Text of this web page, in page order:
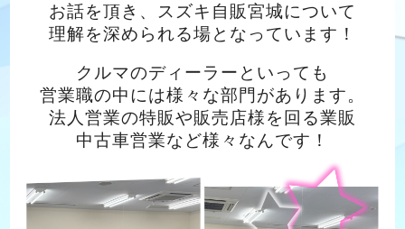
お話を頂き、スズキ自販宮城について
理解を深められる場となっています！
クルマのディーラーといっても
営業職の中には様々な部門があります。
法人営業の特販や販売店様を回る業販
中古車営業など様々なんです！